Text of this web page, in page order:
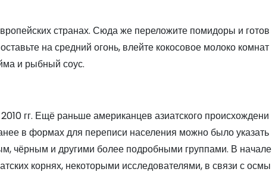
странах. Сюда же переложите помидоры и готов
на средний огонь, влейте кокосовое молоко комнат
и рыбный соус.
гг. Ещё раньше американцев азиатского происхождени
в формах для переписи населения можно было указать
чёрным и другими более подробными группами. В начале
корнях, некоторыми исследователями, в связи с осмы